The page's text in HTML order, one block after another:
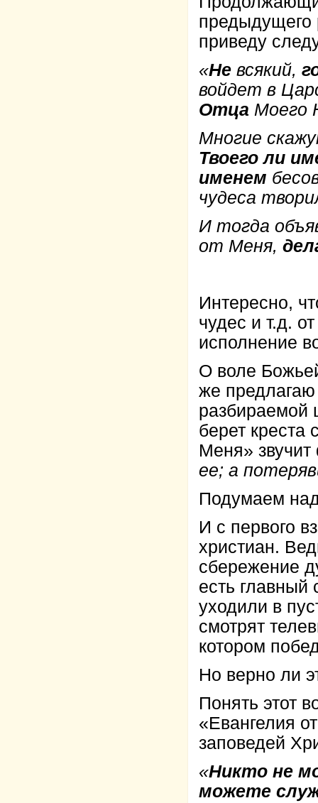
предыдущего
приведу
«Не всякий,
войдет в
Отца Моего
Многие
Твоего ли
именем
чудеса
И тогда
от Меня,
Интересно,
чудес и т.д.
исполнение
О воле
же предлагаю
разбираемой
берет креста
Меня»
ее; а
Подумаем
И с первого
христиан.
сбережение
есть главный
уходили в
смотрят
котором
Но верно ли
Понять этот
«Евангелия
заповедей
«Никто не
можете